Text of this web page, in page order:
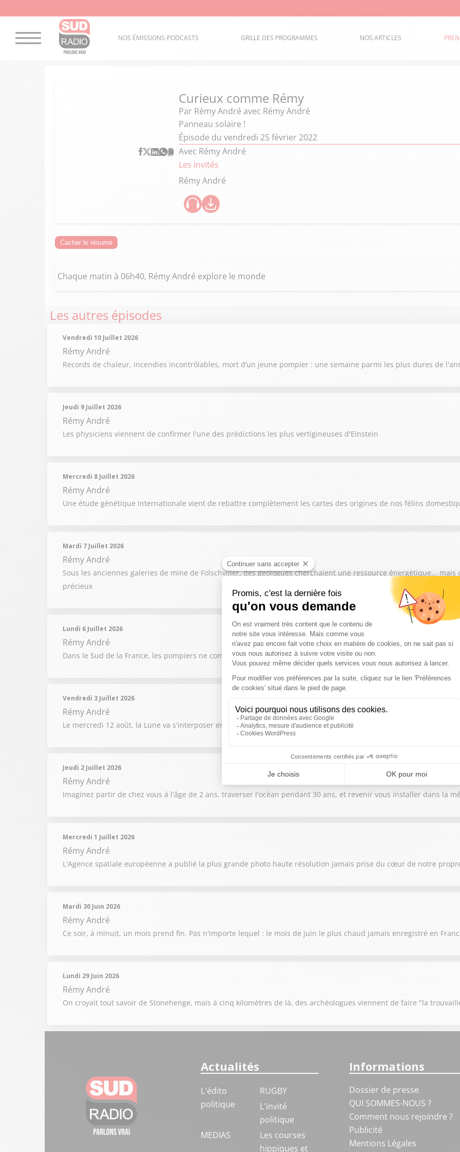
NOS ÉMISSIONS-PODCASTS GRILLE DES PROGRAMMES NOS ARTICLES
Curieux comme Rémy
Par Rémy André avec Rémy André
Panneau solaire !
Épisode du vendredi 25 février 2022
Avec Rémy André
Les invités
Rémy André
Cacher le résumé
Chaque matin à 06h40, Rémy André explore le monde
Les autres épisodes
Vendredi 10 Juillet 2026
Rémy André
Records de chaleur, incendies incontrôlables, mort d’un jeune pompier : une semaine parmi les plus dures de
Jeudi 9 Juillet 2026
Rémy André
Les physiciens viennent de confirmer l'une des prédictions les plus vertigineuses d'Einstein
Mercredi 8 Juillet 2026
Rémy André
Une étude génétique internationale vient de rebattre complètement les cartes des origines de nos félins
Mardi 7 Juillet 2026
Rémy André
Sous les anciennes galeries de mine de Folschviller, des géologues cherchaient une ressource énergétique...
précieux
Lundi 6 Juillet 2026
Rémy André
Dans le Sud de la France, les pompiers ne comptent plus les foyers d'incendie depuis plusieurs jours
Vendredi 3 Juillet 2026
Rémy André
Le mercredi 12 août, la Lune va s'interposer entre la Terre et le Soleil, provoquant la plus grande éclipse solaire
Jeudi 2 Juillet 2026
Rémy André
Imaginez partir de chez vous à l'âge de 2 ans, traverser l'océan pendant 30 ans, et revenir vous installer dans la
Mercredi 1 Juillet 2026
Rémy André
L'Agence spatiale européenne a publié la plus grande photo haute résolution jamais prise du cœur de notre
Mardi 30 Juin 2026
Rémy André
Ce soir, à minuit, un mois prend fin. Pas n'importe lequel : le mois de juin le plus chaud jamais enregistré en
Lundi 29 Juin 2026
Rémy André
On croyait tout savoir de Stonehenge, mais à cinq kilomètres de là, des archéologues viennent de faire "la
Actualités
L'édito
politique
RUGBY
L'invité
politique
MEDIAS
Les courses
hippiques et
Informations
Dossier de presse
QUI SOMMES-NOUS ?
Comment nous rejoindre ?
Publicité
Mentions Légales